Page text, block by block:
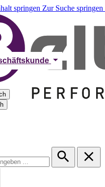
springen Zur Suche springen